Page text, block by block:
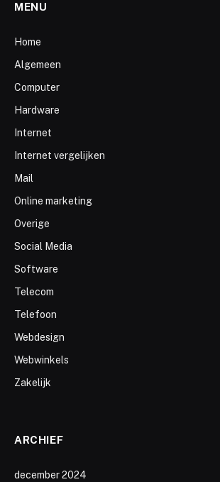
MENU
Home
Algemeen
Computer
Hardware
Internet
Internet vergelijken
Mail
Online marketing
Overige
Social Media
Software
Telecom
Telefoon
Webdesign
Webwinkels
Zakelijk
ARCHIEF
december 2024